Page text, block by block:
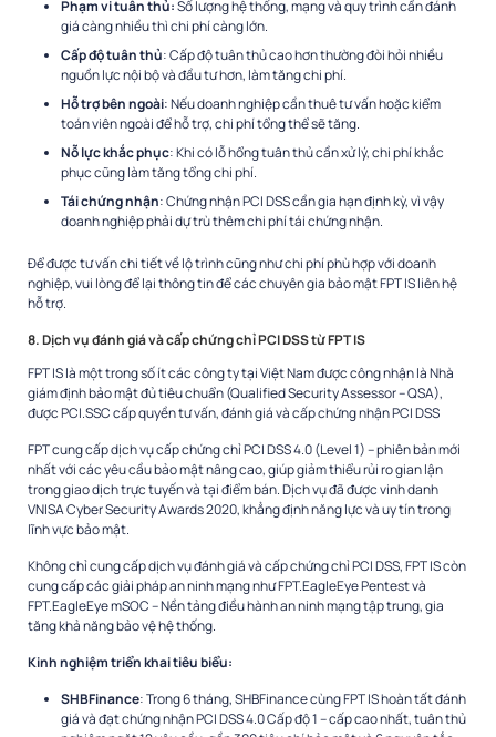
Phạm vi tuân thủ:Số lượng hệ thống, mạng và quy trình cần đánh
giá càng nhiều thì chi phí càng lớn.
Cấp độ tuân thủ: Cấp độ tuân thủ cao hơn thường đòi hỏi nhiều
nguồn lực nội bộ và đầu tư hơn, làm tăng chi phí.
Hỗ trợ bên ngoài: Nếu doanh nghiệp cần thuê tư vấn hoặc kiểm
toán viên ngoài để hỗ trợ, chi phí tổng thể sẽ tăng.
Nỗ lực khắc phục: Khi có lỗ hổng tuân thủ cần xử lý, chi phí khắc
phục cũng làm tăng tổng chi phí.
Tái chứng nhận: Chứng nhận PCI DSS cần gia hạn định kỳ, vì vậy
doanh nghiệp phải dự trù thêm chi phí tái chứng nhận.
Để được tư vấn chi tiết về lộ trình cũng như chi phí phù hợp với doanh
nghiệp, vui lòng để lại thông tin để các chuyên gia bảo mật FPT IS liên hệ
hỗ trợ.
8. Dịch vụ đánh giá và cấp chứng chỉ PCI DSS từ FPT IS
FPT IS là một trong số ít các công ty tại Việt Nam được công nhận là Nhà
giám định bảo mật đủ tiêu chuẩn (Qualified Security Assessor – QSA),
được PCI.SSC cấp quyền tư vấn, đánh giá và cấp chứng nhận PCI DSS
FPT cung cấp dịch vụ cấp chứng chỉ PCI DSS 4.0 (Level 1) – phiên bản mới
nhất với các yêu cầu bảo mật nâng cao, giúp giảm thiểu rủi ro gian lận
trong giao dịch trực tuyến và tại điểm bán. Dịch vụ đã được vinh danh
VNISA Cyber Security Awards 2020, khẳng định năng lực và uy tín trong
lĩnh vực bảo mật.
Không chỉ cung cấp dịch vụ đánh giá và cấp chứng chỉ PCI DSS, FPT IS còn
cung cấp các giải pháp an ninh mạng như FPT.EagleEye Pentest và
FPT.EagleEye mSOC – Nền tảng điều hành an ninh mạng tập trung, gia
tăng khả năng bảo vệ hệ thống.
Kinh nghiệm triển khai tiêu biểu:
SHBFinance: Trong 6 tháng, SHBFinance cùng FPT IS hoàn tất đánh
giá và đạt chứng nhận PCI DSS 4.0 Cấp độ 1 – cấp cao nhất, tuân thủ